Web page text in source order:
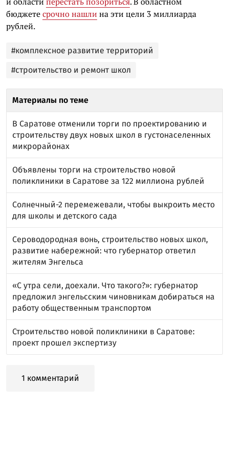
бюджетесрочно нашли на эти цели 3 миллиарда
рублей.
#комплексное развитие территорий
#строительство и ремонт школ
Материалы по теме
В Саратове отменили торги по проектированию и
строительству двух новых школ в густонаселенных
микрорайонах
Объявлены торги на строительство новой
поликлиники в Саратове за 122 миллиона рублей
Солнечный-2 перемежевали, чтобы выкроить место
для школы и детского сада
Сероводородная вонь, строительство новых школ,
развитие набережной: что губернатор ответил
жителям Энгельса
«С утра сели, доехали. Что такого?»: губернатор
предложил энгельсским чиновникам добираться на
работу общественным транспортом
Строительство новой поликлиники в Саратове:
проект прошел экспертизу
1 комментарий